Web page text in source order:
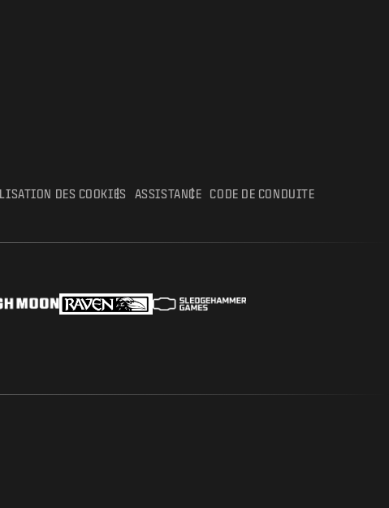
DES COOKIES ASSISTANCE
CODE DE CONDUITE